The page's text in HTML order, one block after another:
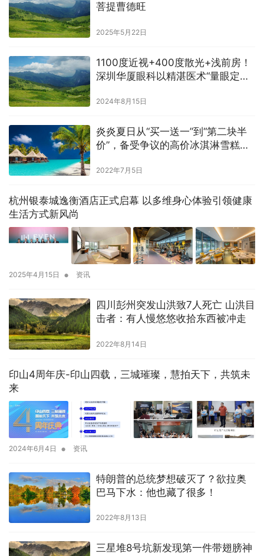
菩提曹德旺
2025年5月22日
1100度近视+400度散光+浅前房！
深圳华厦眼科以精湛医术“量眼定制”
2024年8月15日
炎炎夏日从“买一送一”到“第二块半
价”，备受争议的高价冰淇淋雪糕搞
2022年7月5日
杭州银泰城逸衡酒店正式启幕 以多维身心体验引领健康
生活方式新风尚
2025年4月15日 • 资讯
四川彭州突发山洪致7人死亡 山洪目
击者：有人慢悠悠收拾东西被冲走
2022年8月14日
印山4周年庆-印山四载，三城璀璨，慧拍天下，共筑未
来
2024年6月4日 • 资讯
特朗普的总统梦想破灭了？欲拉奥
巴马下水：他也藏了很多！
2022年8月13日
三星堆8号坑新发现第一件带翅膀神